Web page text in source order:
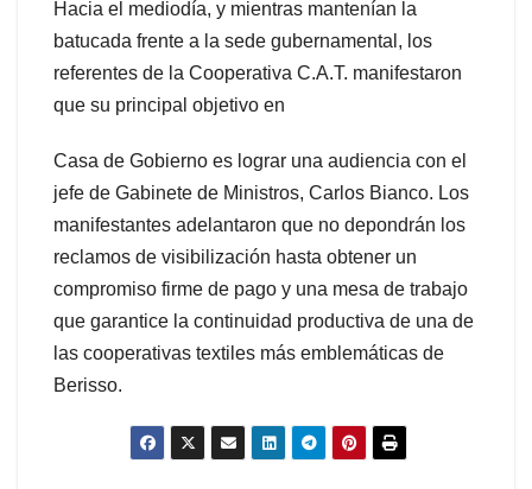
Hacia el mediodía, y mientras mantenían la
batucada frente a la sede gubernamental, los
referentes de la Cooperativa C.A.T. manifestaron
que su principal objetivo en
Casa de Gobierno es lograr una audiencia con el
jefe de Gabinete de Ministros, Carlos Bianco. Los
manifestantes adelantaron que no depondrán los
reclamos de visibilización hasta obtener un
compromiso firme de pago y una mesa de trabajo
que garantice la continuidad productiva de una de
las cooperativas textiles más emblemáticas de
Berisso.